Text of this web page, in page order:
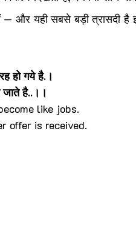
LIFE
Dark Quotes
और यही सबसे बड़ी त्रासदी है
हो गये है.।
है..।।
like jobs.
offer is received.